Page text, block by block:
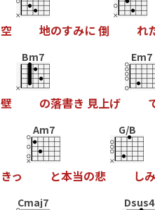
空 地のすみに倒 れ
壁
Bm7
の落書き 見上げ
Em7
きっ
Am7
と本当の悲
G/B
しみ
Cmaj7 Dsus4